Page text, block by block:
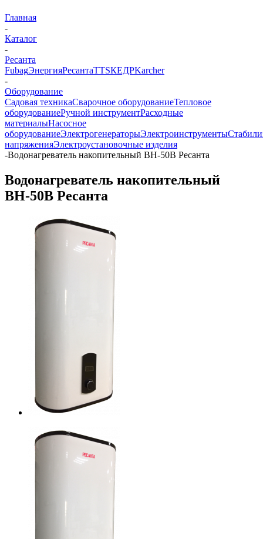
Главная
-
Каталог
-
Ресанта
FubagЭнергияРесантаTTSКЕДРKarcher
-
Оборудование
Садовая техникаСварочное оборудованиеТепловое
оборудованиеРучной инструментРасходные
материалыНасосное
оборудованиеЭлектрогенераторыЭлектроинструменты
напряженияЭлектроустановочные изделия
-Водонагреватель накопительный ВН-50В Ресанта
Водонагреватель накопительный
ВН-50В Ресанта